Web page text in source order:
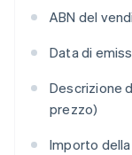
ABN del
Data di
Descrizione
prezzo)
Importo